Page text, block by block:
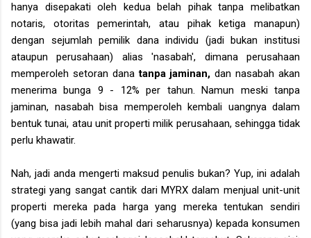
hanya disepakati oleh kedua belah pihak tanpa melibatkan
notaris, otoritas pemerintah, atau pihak ketiga manapun)
dengan sejumlah pemilik dana individu (jadi bukan institusi
ataupun perusahaan) alias 'nasabah', dimana perusahaan
memperoleh setoran danatanpa jaminan,dan nasabah akan
menerima bunga 9 - 12% per tahun. Namun meski tanpa
jaminan, nasabah bisa memperoleh kembali uangnya dalam
bentuk tunai, atau unit properti milik perusahaan, sehingga tidak
perlu khawatir.
Nah, jadi anda mengerti maksud penulis bukan? Yup, ini adalah
strategi yang sangat cantik dari MYRX dalam menjual unit-unit
properti mereka pada harga yang mereka tentukan sendiri
(yang bisa jadi lebih mahal dari seharusnya) kepada konsumen